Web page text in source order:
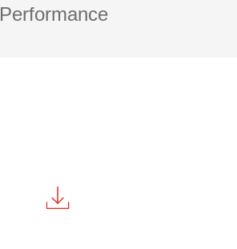
Performance